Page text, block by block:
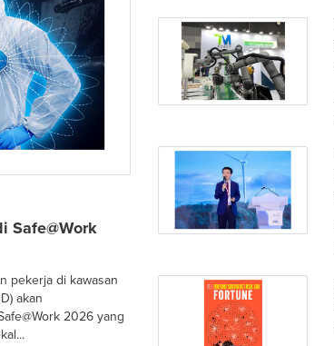
Safe@Work
pekerja di kawasan
akan
2026 yang